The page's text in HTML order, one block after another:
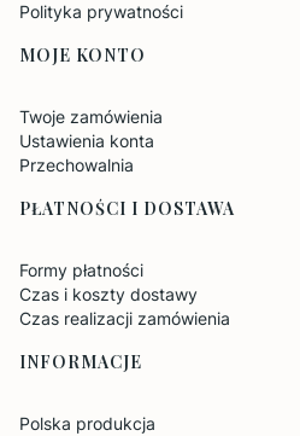
Polityka prywatności
MOJE KONTO
Twoje zamówienia
Ustawienia konta
Przechowalnia
PŁATNOŚCI I DOSTAWA
Formy płatności
Czas i koszty dostawy
Czas realizacji zamówienia
INFORMACJE
Polska produkcja